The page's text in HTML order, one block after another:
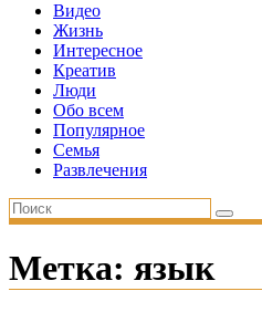
Видео
Жизнь
Интересное
Креатив
Люди
Обо всем
Популярное
Семья
Развлечения
Метка: язык